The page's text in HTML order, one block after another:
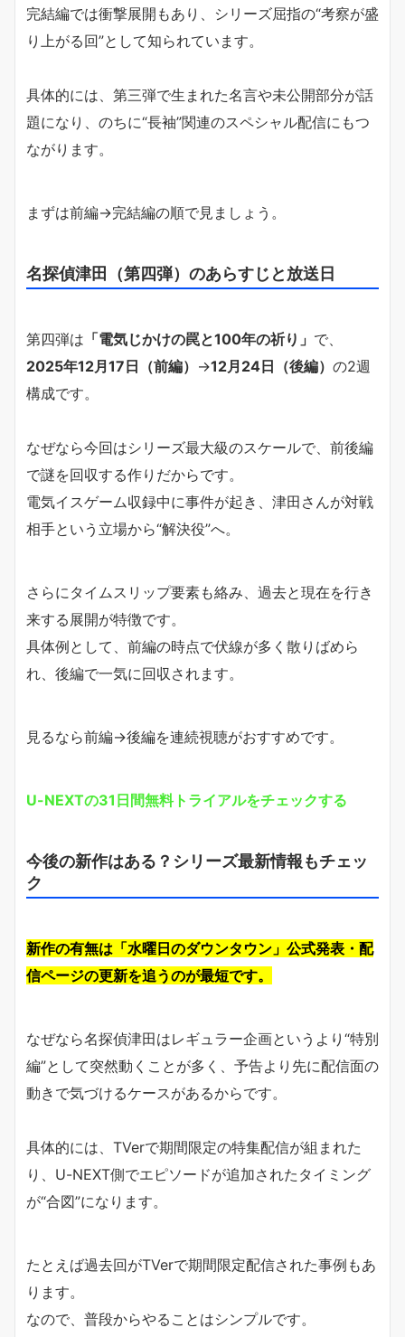
完結編では衝撃展開もあり、シリーズ屈指の“考察が盛
り上がる回”として知られています。
具体的には、第三弾で生まれた名言や未公開部分が話
題になり、のちに“長袖”関連のスペシャル配信にもつ
ながります。
まずは前編→完結編の順で見ましょう。
名探偵津田（第四弾）のあらすじと放送日
第四弾は 「電気じかけの罠と100年の祈り」 で、
2025年12月17日（前編） →12月24日（後編） の2週
構成です。
なぜなら今回はシリーズ最大級のスケールで、前後編
で謎を回収する作りだからです。
電気イスゲーム収録中に事件が起き、津田さんが対戦
相手という立場から“解決役”へ。
さらにタイムスリップ要素も絡み、過去と現在を行き
来する展開が特徴です。
具体例として、前編の時点で伏線が多く散りばめら
れ、後編で一気に回収されます。
見るなら前編→後編を連続視聴がおすすめです。
U-NEXTの31日間無料トライアルをチェックする
今後の新作はある？シリーズ最新情報もチェッ
ク
新作の有無は「水曜日のダウンタウン」公式発表・配
信ページの更新を追うのが最短です。
なぜなら名探偵津田はレギュラー企画というより“特別
編”として突然動くことが多く、予告より先に配信面の
動きで気づけるケースがあるからです。
具体的には、TVerで期間限定の特集配信が組まれた
り、U-NEXT側でエピソードが追加されたタイミング
が“合図”になります。
たとえば過去回がTVerで期間限定配信された事例もあ
ります。
なので、普段からやることはシンプルです。